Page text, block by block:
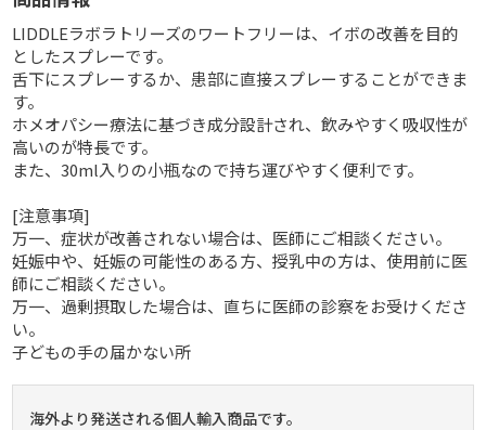
LIDDLEラボラトリーズのワートフリーは、イボの改善を目的
としたスプレーです。
舌下にスプレーするか、患部に直接スプレーすることができま
す。
ホメオパシー療法に基づき成分設計され、飲みやすく吸収性が
高いのが特長です。
また、30ml入りの小瓶なので持ち運びやすく便利です。
[注意事項]
万一、症状が改善されない場合は、医師にご相談ください。
妊娠中や、妊娠の可能性のある方、授乳中の方は、使用前に医
師にご相談ください。
万一、過剰摂取した場合は、直ちに医師の診察をお受けくださ
い。
子どもの手の届かない所
海外より発送される個人輸入商品です。